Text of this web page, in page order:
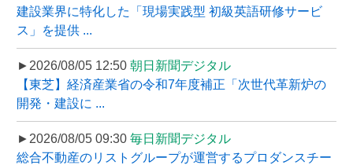
建設業界に特化した「現場実践型 初級英語研修サービ
ス」を提供 ...
►2026/08/05 12:50 朝日新聞デジタル
【東芝】経済産業省の令和7年度補正「次世代革新炉の
開発・建設に ...
►2026/08/05 09:30 毎日新聞デジタル
総合不動産のリストグループが運営するプロダンスチー